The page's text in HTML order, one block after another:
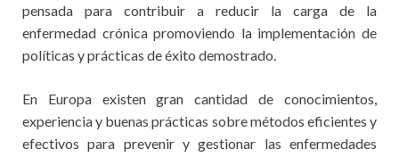
pensada para contribuir a reducir la carga de la
enfermedad crónica promoviendo la implementación de
políticas y prácticas de éxito demostrado.
En Europa existen gran cantidad de conocimientos,
experiencia y buenas prácticas sobre métodos eficientes y
efectivos para prevenir y gestionar las enfermedades